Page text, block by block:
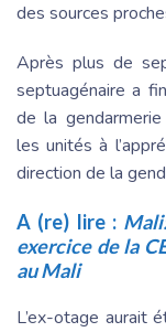
des sources
Après plus de
septuagénaire a
de la
les unités à
direction de la
A (re) lire :
exercice de la
au Mali
L’ex-otage aurait